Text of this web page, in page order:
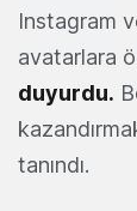
Instagram
avatarlara
duyurdu.
tanındı.